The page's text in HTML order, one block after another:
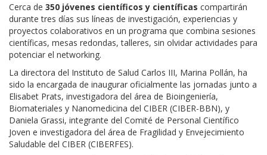
Cerca de 350 jóvenes científicos y científicas compartirán
durante tres días sus líneas de investigación, experiencias y
proyectos colaborativos en un programa que combina sesiones
científicas, mesas redondas, talleres, sin olvidar actividades para
potenciar el networking.
La directora del Instituto de Salud Carlos III, Marina Pollán, ha
sido la encargada de inaugurar oficialmente las jornadas junto a
Elisabet Prats, investigadora del área de Bioingeniería,
Biomateriales y Nanomedicina del CIBER (CIBER-BBN), y
Daniela Grassi, integrante del Comité de Personal Científico
Joven e investigadora del área de Fragilidad y Envejecimiento
Saludable del CIBER (CIBERFES).